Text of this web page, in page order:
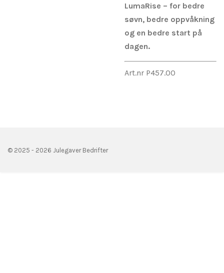
LumaRise – for bedre
søvn, bedre oppvåkning
og en bedre start på
dagen.
Art.nr P457.00
© 2025 - 2026 Julegaver Bedrifter